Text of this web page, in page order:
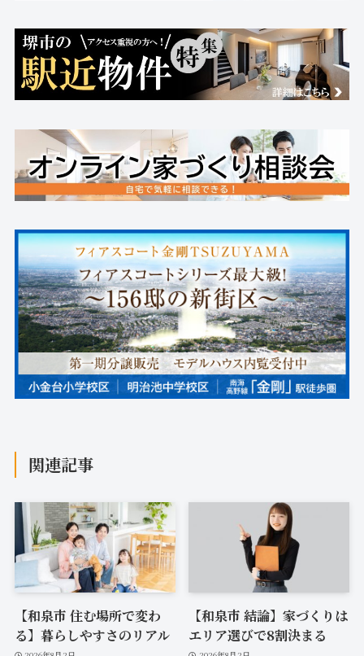
関連記事
【和泉市 住む場所で変わ
る】暮らしやすさのリアル
【和泉市 結論】家づくりは
エリア選びで8割決まる